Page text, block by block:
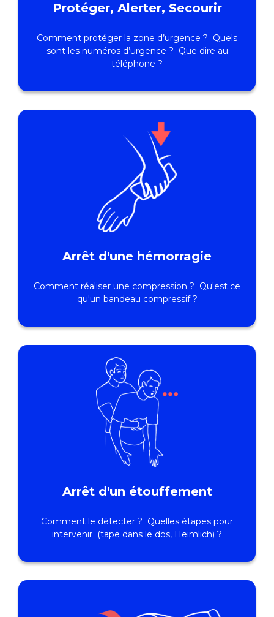
Protéger, Alerter, Secourir
Comment protéger la zone d’urgence ? Quels
sont les numéros d’urgence ? Que dire au
téléphone ?
Arrêt d'une hémorragie
Comment réaliser une compression ? Qu'est ce
qu'un bandeau compressif ?
Arrêt d'un étouffement
Comment le détecter ? Quelles étapes pour
intervenir (tape dans le dos, Heimlich) ?